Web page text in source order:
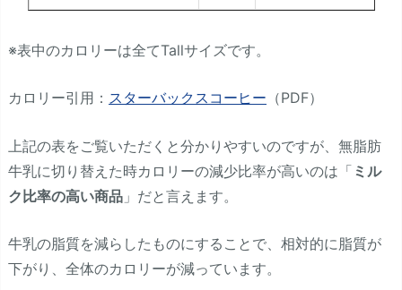
※表中のカロリーは全てTallサイズです。
カロリー引用： スターバックスコーヒー （PDF）
上記の表をご覧いただくと分かりやすいのですが、無脂肪
牛乳に切り替えた時カロリーの減少比率が高いのは「 ミル
ク比率の高い商品 」だと言えます。
牛乳の脂質を減らしたものにすることで、相対的に脂質が
下がり、全体のカロリーが減っています。